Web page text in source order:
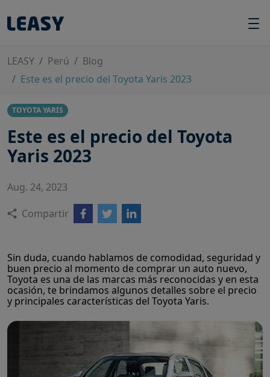
LEASY Perú
Blog
Este es el precio del Toyota Yaris 2023
TOYOTA YARIS
Este es el precio del Toyota
Yaris 2023
Aug. 24, 2023
Compartir
Sin duda, cuando hablamos de comodidad, seguridad y
buen precio al momento de comprar un auto nuevo,
Toyota es una de las marcas más reconocidas y en esta
ocasión, te brindamos algunos detalles sobre el precio
y principales características del Toyota Yaris.